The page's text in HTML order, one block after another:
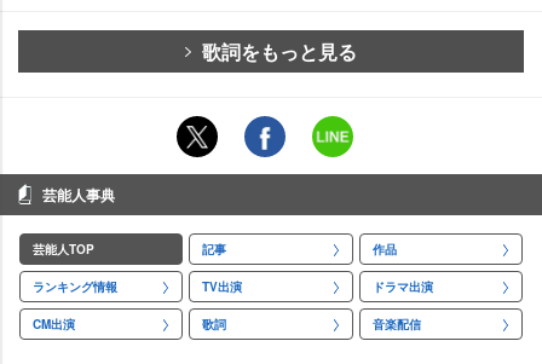
歌詞をもっと見る
芸能人事典
芸能人TOP 記事 作品
ランキング情報 TV出演 ドラマ出演
CM出演 歌詞 音楽配信